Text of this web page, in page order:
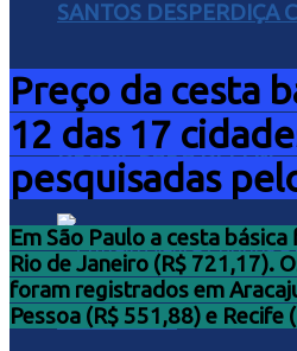
SANTOS DESPERDIÇA
COM O REMO E LEVA
BRASIL PARA BELÉM
Preço da cesta
12 das 17
pesquisadas
Em São Paulo a cesta
Rio de Janeiro (R$ 721,17).
foram registrados em
Pessoa (R$ 551,88) e Recife